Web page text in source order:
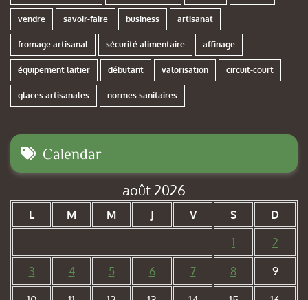
vendre savoir-faire business artisanat
fromage artisanal sécurité alimentaire affinage
équipement laitier débutant valorisation circuit-court
glaces artisanales normes sanitaires
Calendar
août 2026
L M M J V S
D
1
2
3 4 5 6 7 8 9